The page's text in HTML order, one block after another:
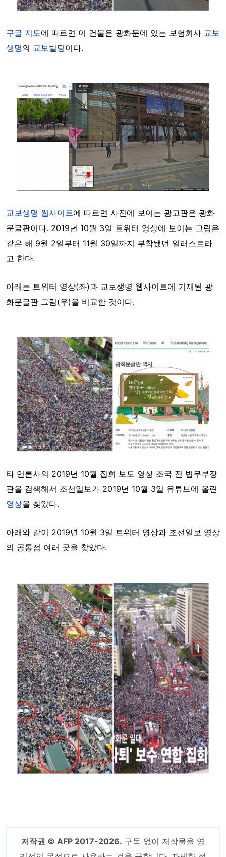
구글 지도에 따르면 이 건물은 광화문에 있는 보험회사 교보
생명의 교보빌딩이다.
Image
교보생명 웹사이트에 따르면 사진에 보이는 광고판은 광화
문글판이다. 2019년 10월 3일 트위터 영상에 보이는 그림은
같은 해 9월 2일부터 11월 30일까지 부착됐던 일러스트라
고 한다.
아래는 트위터 영상(좌)과 교보생명 웹사이트에 기재된 광
화문글판 그림(우)을 비교한 것이다.
Image
타 언론사의 2019년 10월 집회 보도 영상 조국 전 법무부장
관을 검색해서 조선일보가 2019년 10월 3일 유튜브에 올린
영상을 찾았다.
아래와 같이 2019년 10월 3일 트위터 영상과 조선일보 영상
의 공통점 여러 곳을 찾았다.
Image
저작권 © AFP 2017-2026. 구독 없이 저작물을 영